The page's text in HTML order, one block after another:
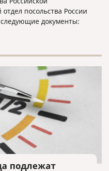
посольства России
документы:
подлежат